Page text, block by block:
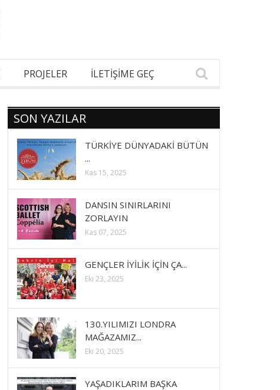
PROJELER İLETİŞİME GEÇ
SON YAZILAR
TÜRKİYE DÜNYADAKİ BÜTÜN
...
Kas 15, 2025
DANSIN SINIRLARINI
ZORLAYIN
Kas 07, 2025
GENÇLER İYİLİK İÇİN ÇA...
Eki 23, 2025
130.YILIMIZI LONDRA
MAĞAZAMIZ...
Eki 20, 2025
YAŞADIKLARIM BAŞKA